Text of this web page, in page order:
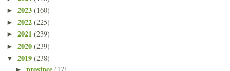
► 2023 (160)
► 2022 (225)
► 2021 (239)
► 2020 (239)
▼ 2019 (238)